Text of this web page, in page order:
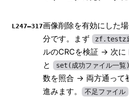
L247–317画像削除を有効にした
分です。まず
ルのCRCを検証 → 次に
と set(成功ファイル一覧)
数を照合 → 両方通って
進みます。
不足ファイル